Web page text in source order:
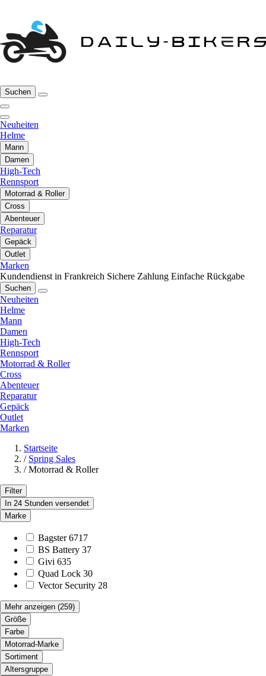
Suchen
Neuheiten
Helme
Mann
Damen
High-Tech
Rennsport
Motorrad & Roller
Cross
Abenteuer
Reparatur
Gepäck
Outlet
Marken
Kundendienst in Frankreich Sichere Zahlung Einfache Rückgabe
Suchen
Neuheiten
Helme
Mann
Damen
High-Tech
Rennsport
Motorrad & Roller
Cross
Abenteuer
Reparatur
Gepäck
Outlet
Marken
Startseite
/ Spring Sales
/ Motorrad & Roller
Filter
In 24 Stunden versendet
Marke
Bagster 6717
BS Battery 37
Givi 635
Quad Lock 30
Vector Security 28
Mehr anzeigen (259)
Größe
Farbe
Motorrad-Marke
Sortiment
Altersgruppe